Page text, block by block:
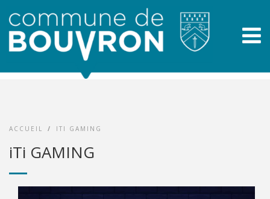
ACCUEIL / ITI GAMING
iTi GAMING